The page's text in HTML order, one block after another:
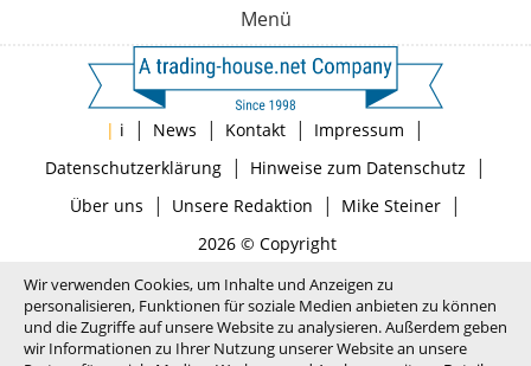
Menü
| i | News | Kontakt | Impressum |
Datenschutzerklärung| Hinweise zum Datenschutz |
Über uns | Unsere Redaktion | Mike Steiner|
2026 © Copyright
Wir verwenden Cookies, um Inhalte und Anzeigen zu
personalisieren, Funktionen für soziale Medien anbieten zu können
und die Zugriffe auf unsere Website zu analysieren. Außerdem geben
wir Informationen zu Ihrer Nutzung unserer Website an unsere